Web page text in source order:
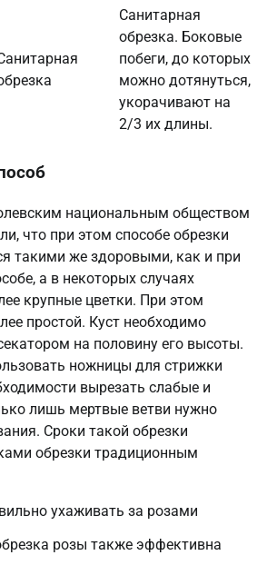
Санитарная
обрезка. Боковые
побеги, до которых
можно дотянуться,
укорачивают на
2/3 их длины.
национальным обществом
что при этом способе обрезки
такими же здоровыми, как и при
а в некоторых случаях
крупные цветки. При этом
простой. Куст необходимо
на половину его высоты.
ножницы для стрижки
вырезать слабые и
лишь мертвые ветви нужно
Сроки такой обрезки
обрезки традиционным
розы также эффективна